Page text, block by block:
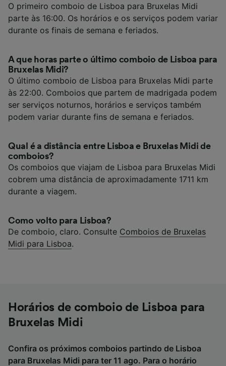
O primeiro comboio de Lisboa para Bruxelas Midi
parte às 16:00. Os horários e os serviços podem variar
durante os finais de semana e feriados.
A que horas parte o último comboio de Lisboa para
Bruxelas Midi?
O último comboio de Lisboa para Bruxelas Midi parte
às 22:00. Comboios que partem de madrigada podem
ser serviços noturnos, horários e serviços também
podem variar durante fins de semana e feriados.
Qual é a distância entre Lisboa e Bruxelas Midi de
comboios?
Os comboios que viajam de Lisboa para Bruxelas Midi
cobrem uma distância de aproximadamente 1711 km
durante a viagem.
Como volto para Lisboa?
De comboio, claro. Consulte Comboios de Bruxelas
Midi para Lisboa.
Horários de comboio de Lisboa para
Bruxelas Midi
Confira os próximos comboios partindo de Lisboa
para Bruxelas Midi para ter 11 ago. Para o horário